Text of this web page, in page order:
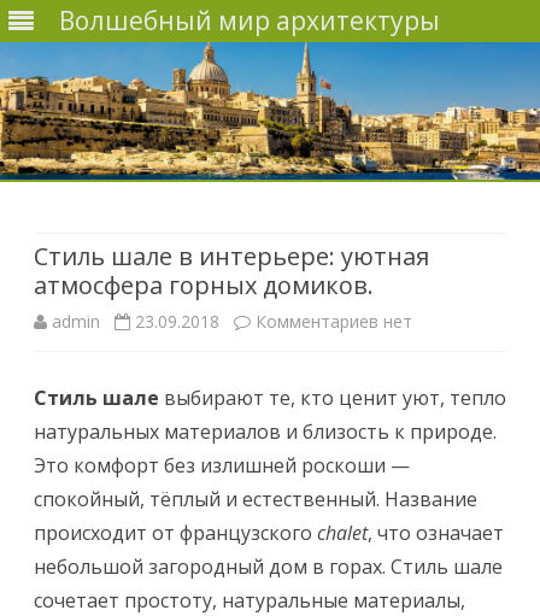
Волшебный мир архитектуры
Стиль шале в интерьере: уютная
атмосфера горных домиков.
admin 23.09.2018 Комментариев к
а
и
с
и
нет
Стиль шале выбирают те, кто ценит уют, тепло
натуральных материалов и близость к природе.
Это комфорт без излишней роскоши —
спокойный, тёплый и естественный. Название
происходит от французского chalet, что означает
небольшой загородный дом в горах. Стиль шале
сочетает простоту, натуральные материалы,